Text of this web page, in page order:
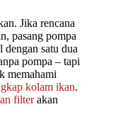
Jika rencana
pasang pompa
satu dua
pompa – tapi
memahami
kolam ikan.
filterakan